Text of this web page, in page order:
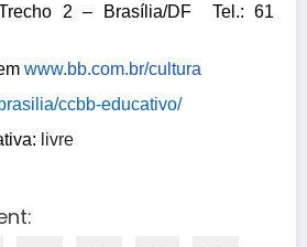
2 – Brasília/DF Tel.: 61
www.bb.com.br/cultura
ccbb-educativo/
livre